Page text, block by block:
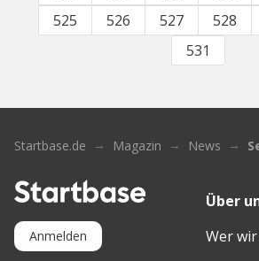
525
526 527 528
531
Startbase.de Magazin News
Anmelden
Über
Wer